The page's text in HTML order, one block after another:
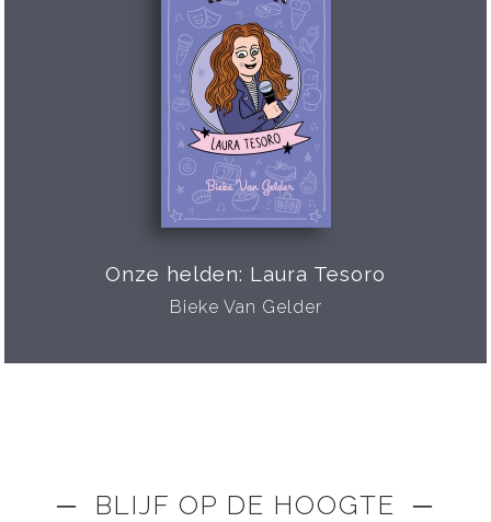
Onze helden: Laura Tesoro
Bieke Van Gelder
─ BLIJF OP DE HOOGTE ─